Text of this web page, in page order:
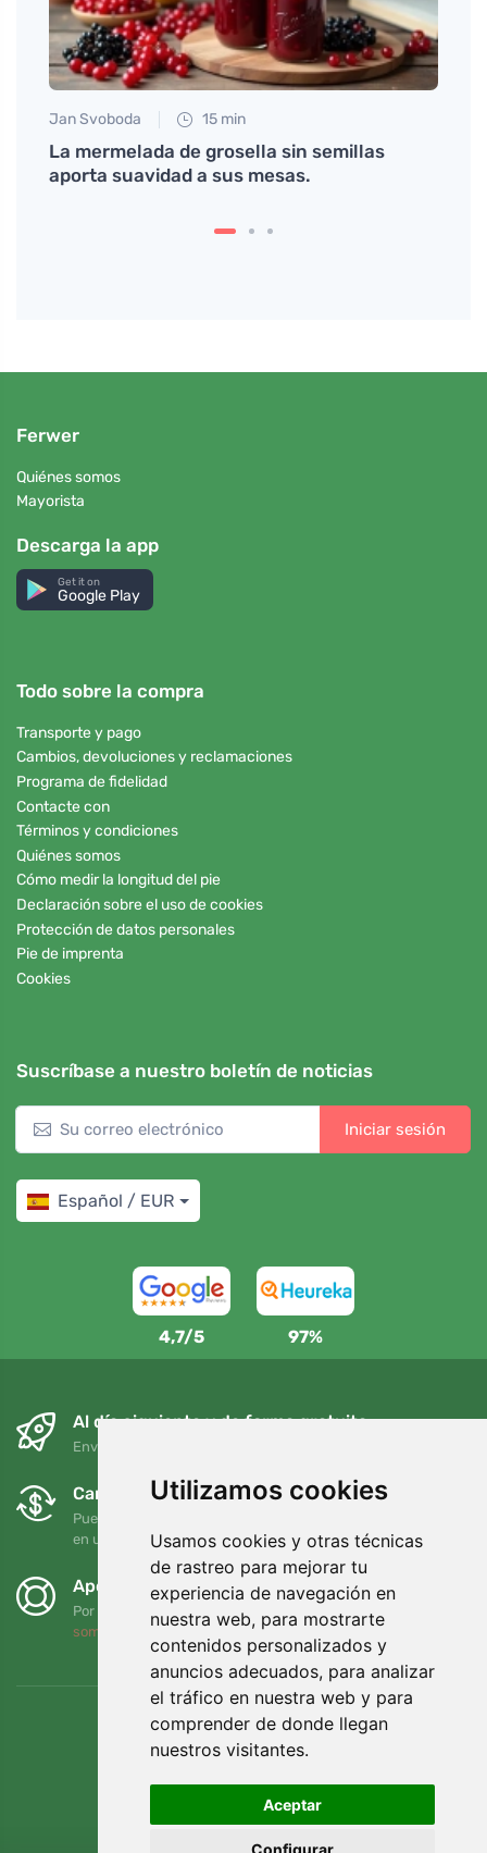
Utilizamos cookies
Usamos cookies y otras técnicas
de rastreo para mejorar tu
experiencia de navegación en
nuestra web, para mostrarte
contenidos personalizados y
anuncios adecuados, para analizar
el tráfico en nuestra web y para
comprender de donde llegan
nuestros visitantes.
Aceptar
Configurar
Jan Svoboda 15 min
La mermelada de grosella sin semillas
aporta suavidad a sus mesas.
Ferwer
Quiénes somos
Mayorista
Descarga la app
Get it on
Google Play
Todo sobre la compra
Transporte y pago
Cambios, devoluciones y reclamaciones
Programa de fidelidad
Contacte con
Términos y condiciones
Quiénes somos
Cómo medir la longitud del pie
Declaración sobre el uso de cookies
Protección de datos personales
Pie de imprenta
Cookies
Suscríbase a nuestro boletín de noticias
Iniciar sesión
Español / EUR
4,7/5 97%
Al día siguiente y de forma gratuita
Envío gratuito para pedidos superiores a 95 EUR
Cambios y devoluciones gratuitos
Puede devolver o cambiar su pedido en cualquier momento
en un plazo de 90 días
Apoyamos a Trees.org
Por cada pedido plantamos un árbol. Leer más
somos